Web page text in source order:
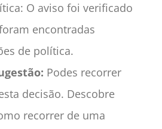
O aviso foi verificado
encontradas
de política.
Podes recorrer
decisão. Descobre
recorrer de uma